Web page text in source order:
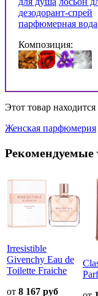
дезодорант-спрей
парфюмерная вода
Композиция:
Этот товар находится
Женская парфюмерия
Рекомендуемые
Irresistible
Givenchy Eau de
Toilette Fraiche
от 8 167 руб